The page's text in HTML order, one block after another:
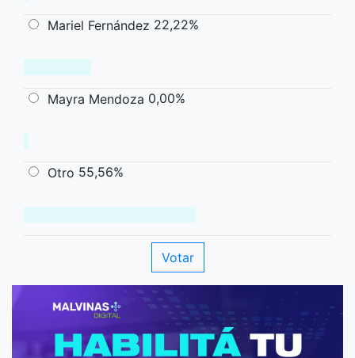
Mariel Fernández 22,22%
Mayra Mendoza 0,00%
Otro 55,56%